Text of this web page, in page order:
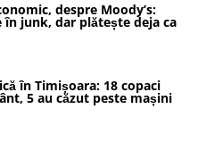
despre Moody’s:
în junk, dar plătește deja ca
în Timișoara: 18 copaci
5 au căzut peste mașini